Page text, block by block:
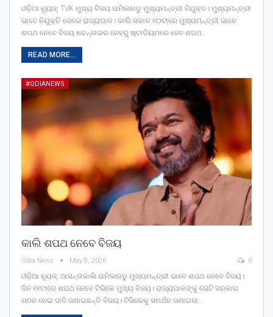
ଓଡ଼ିଆ ନ୍ୟୁଜ୍: TVK ମୁଖ୍ୟ ବିଜୟ ତାମିଲନାଡୁ ମୁଖ୍ୟମନ୍ତ୍ରୀ ନିଯୁକ୍ତ। ମୁଖ୍ୟମନ୍ତ୍ରୀ
ଭାବେ ନିଯୁକ୍ତି ଦେଲେ ରାଜ୍ୟପାଳ। କାଲି ସକାଳ ୧୦ଟାରେ ମୁଖ୍ୟମନ୍ତ୍ରୀ ଭାବେ
ଶପଥ ନେବେ ବିଜୟ।ଚେନ୍ନାଇର ନେହରୁ ଷ୍ଟାଡିୟମରେ ହେବ ଶପଥ…
READ MORE...
#ODIANEWS
କାଲି ଶପଥ ନେବେ ବିଜୟ
Odia News May 8, 2026 0
ଓଡ଼ିଆ ନ୍ୟୁଜ୍: ଆସନ୍ତାକାଲି ତାମିଲନାଡୁ ମୁଖ୍ୟମନ୍ତ୍ରୀ ଭାବେ ଶପଥ ନେବେ ବିଜୟ।
ଦିନ ୧୧ଟାରେ ଶପଥ ନେବେ ଟିଭିକେ ମୁଖ୍ୟ ବିଜୟ। ରାଜ୍ୟପାଳଙ୍କୁ ଭେଟି ସରକାର
ଗଠନ ନେଇ ଦାବି ଜଣାଇଛନ୍ତି ବିଜୟ। ଟିଭିକେକୁ ସମର୍ଥନ ଜଣାଇଲା…